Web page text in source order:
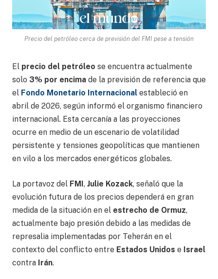
Precio del petróleo cerca de previsión del FMI pese a tensión
El precio del petróleo se encuentra actualmente
solo 3% por encima de la previsión de referencia que
el Fondo Monetario Internacional estableció en
abril de 2026, según informó el organismo financiero
internacional. Esta cercanía a las proyecciones
ocurre en medio de un escenario de volatilidad
persistente y tensiones geopolíticas que mantienen
en vilo a los mercados energéticos globales.
La portavoz del FMI, Julie Kozack, señaló que la
evolución futura de los precios dependerá en gran
medida de la situación en el estrecho de Ormuz,
actualmente bajo presión debido a las medidas de
represalia implementadas por Teherán en el
contexto del conflicto entre Estados Unidos e Israel
contra Irán.